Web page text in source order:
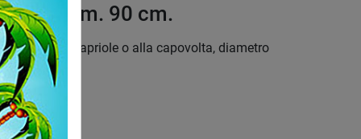
diam. 90 cm.
alle capriole o alla capovolta, diametro